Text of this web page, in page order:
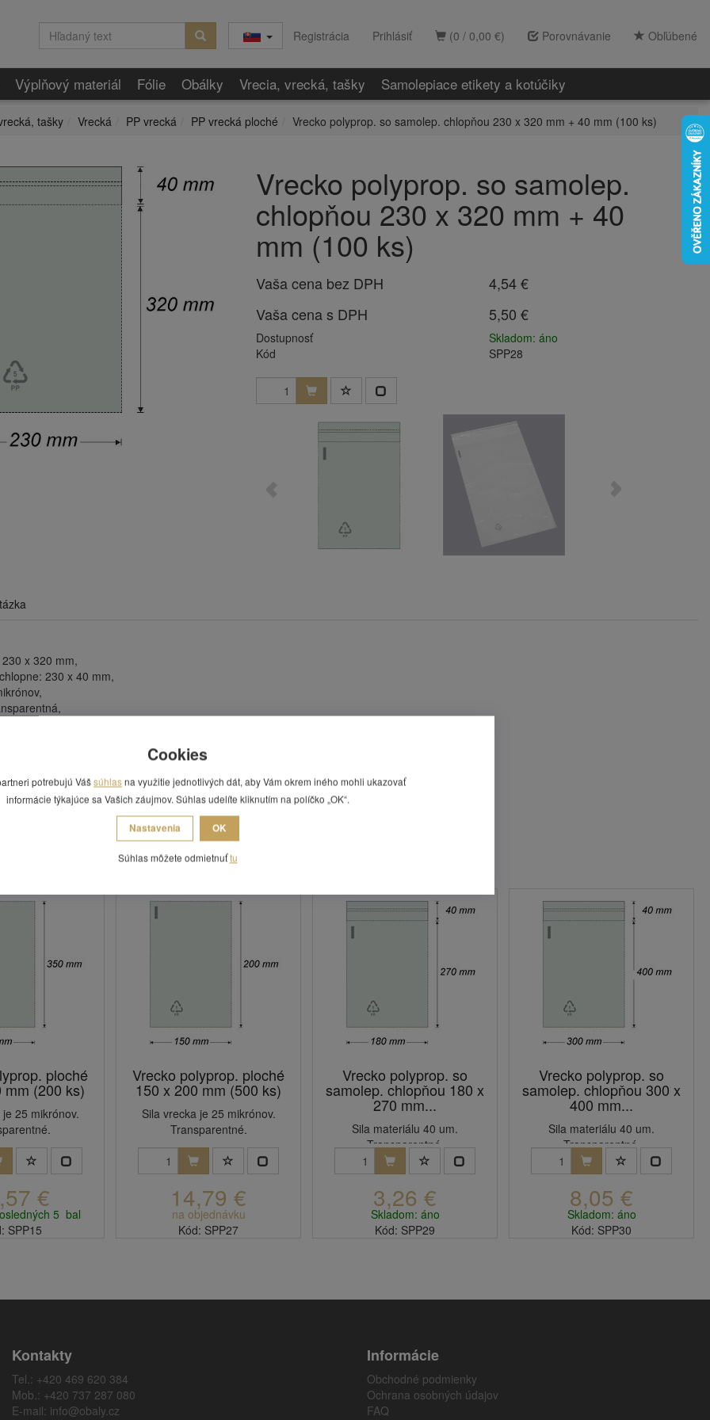
(0 / 0,00 €) Porovnávanie Obľúbené
Registrácia Prihlásiť
Výplňový materiál Fólie Obálky Vrecia, vrecká, tašky Samolepiace etikety a kotúčiky
tašky Vrecká PP vrecká PP vrecká ploché Vrecko polyprop. so samolep. chlopňou 230 x 320 mm + 40 mm (100 ks)
Vrecko polyprop. so samolep.
chlopňou 230 x 320 mm + 40
mm (100 ks)
Vaša cena bez DPH
4,54 €
Vaša cena s DPH
5,50 €
Dostupnosť
Skladom: áno
Kód
SPP28
x 320 mm,
230 x 40 mm,
za 1 balenie,
na vrecku je vzduchový otvor, neslúži teda ako ochrana pred vlhkom!
ploché
mm (200 ks)
25 mikrónov.
€
5 bal
SPP15
Vrecko polyprop. ploché
150 x 200 mm (500 ks)
Sila vrecka je 25 mikrónov.
Transparentné.
14,79 €
na objednávku
Kód: SPP27
Vrecko polyprop. so
samolep. chlopňou 180 x
270 mm...
Sila materiálu 40 um.
Transparentné.
3,26 €
Skladom: áno
Kód: SPP29
Vrecko polyprop. so
samolep. chlopňou 300 x
400 mm...
Sila materiálu 40 um.
Transparentné.
8,05 €
Skladom: áno
Kód: SPP30
Kontakty
Tel.: +420 469 620 384
Mob.: +420 737 287 080
E-mail: info@obaly.cz
Informácie
Obchodné podmienky
Ochrana osobných údajov
FAQ
Cookies
potrebujú Vášsúhlasna využitie jednotlivých dát, aby Vám okrem iného mohli ukazovať
informácie týkajúce sa Vašich záujmov. Súhlas udelíte kliknutím na políčko „OK“.
Nastavenia OK
Súhlas môžete odmietnuťtu